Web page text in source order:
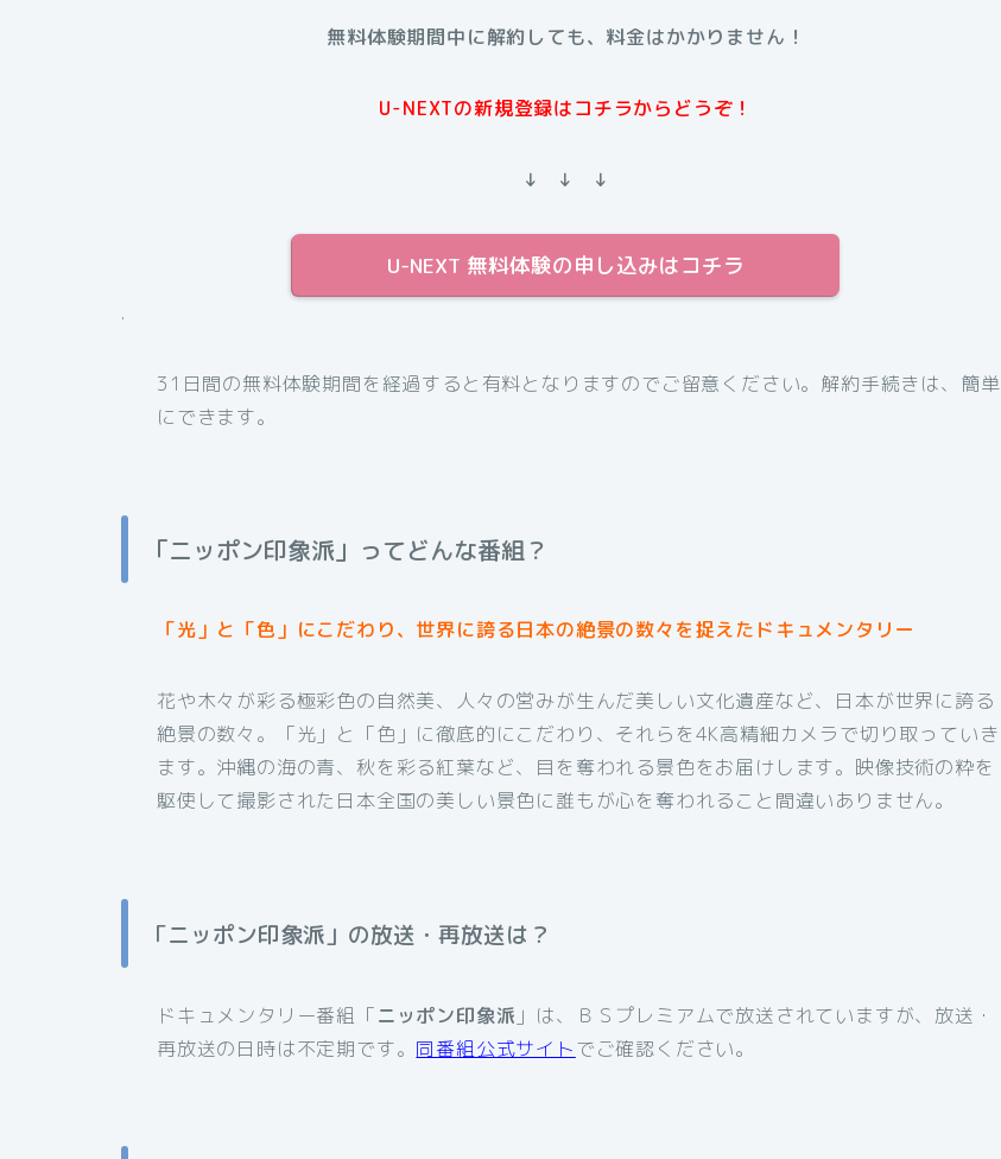
無料体験期間中に解約しても、料金はかかりません！
U-NEXTの新規登録はコチラからどうぞ！
↓ ↓ ↓
U-NEXT 無料体験の申し込みはコチラ
.
31日間の無料体験期間を経過すると有料となりますのでご留意ください。解約手続きは、簡単
にできます。
「ニッポン印象派」ってどんな番組？
「光」と「色」にこだわり、世界に誇る日本の絶景の数々を捉えたドキュメンタリー
花や木々が彩る極彩色の自然美、人々の営みが生んだ美しい文化遺産など、日本が世界に誇る
絶景の数々。「光」と「色」に徹底的にこだわり、それらを4K高精細カメラで切り取っていき
ます。沖縄の海の青、秋を彩る紅葉など、目を奪われる景色をお届けします。映像技術の粋を
駆使して撮影された日本全国の美しい景色に誰もが心を奪われること間違いありません。
「ニッポン印象派」の放送・再放送は？
ドキュメンタリー番組「ニッポン印象派 」は、ＢＳプレミアムで放送されていますが、放送・
再放送の日時は不定期です。 同番組公式サイトでご確認ください。